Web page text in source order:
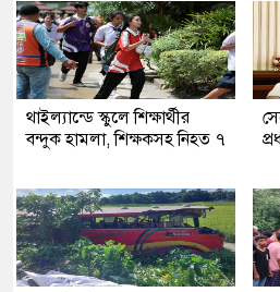
থাইল্যান্ডে স্কুলে শিক্ষার্থীর
বন্দুক হামলা, শিক্ষকসহ নিহত ৭